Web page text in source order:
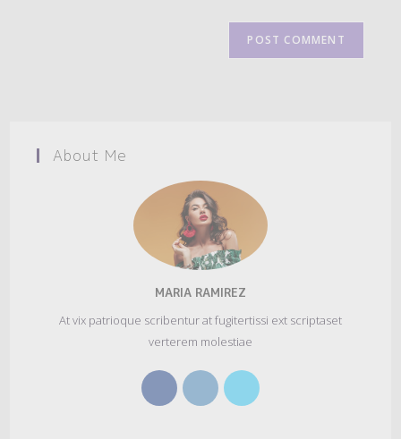
About Me
MARIA RAMIREZ
At vix patrioque scribentur at fugitertissi ext scriptaset
verterem molestiae
Opens
in
Opens
in
Opens